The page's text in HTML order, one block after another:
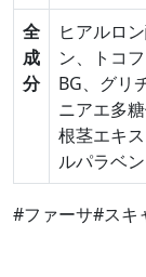
全
成
分
ヒアルロ
ン、トコ
BG、グリ
ニアエ多
根茎エキ
ルパラベン
#ファーサ#スキ